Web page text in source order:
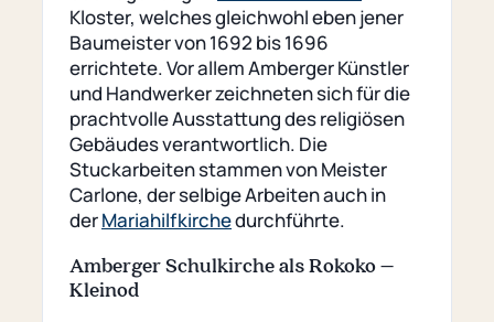
an
page)
Kloster, welches gleichwohl eben jener
Baumeister von 1692 bis 1696
errichtete. Vor allem Amberger Künstler
und Handwerker zeichneten sich für die
prachtvolle Ausstattung des religiösen
Gebäudes verantwortlich. Die
Stuckarbeiten stammen von Meister
Carlone, der selbige Arbeiten auch in
derMariahilfkirchedurchführte.
Amberger Schulkirche als Rokoko –
Kleinod